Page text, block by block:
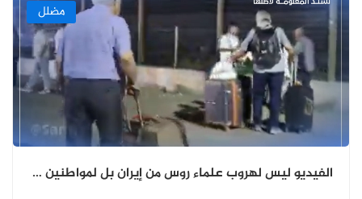
مضلل
الفيديو ليس لهروب علماء روس من إيران بل لمواطنين روس وصلوا إلى أرمينيا برا